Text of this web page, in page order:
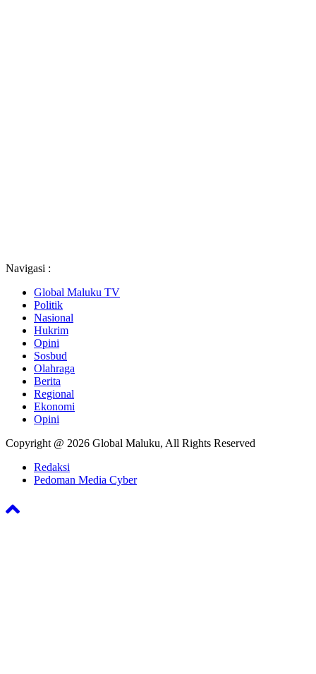
Navigasi :
Global Maluku TV
Politik
Nasional
Hukrim
Opini
Sosbud
Olahraga
Berita
Regional
Ekonomi
Opini
Copyright @ 2026 Global Maluku, All Rights Reserved
Redaksi
Pedoman Media Cyber